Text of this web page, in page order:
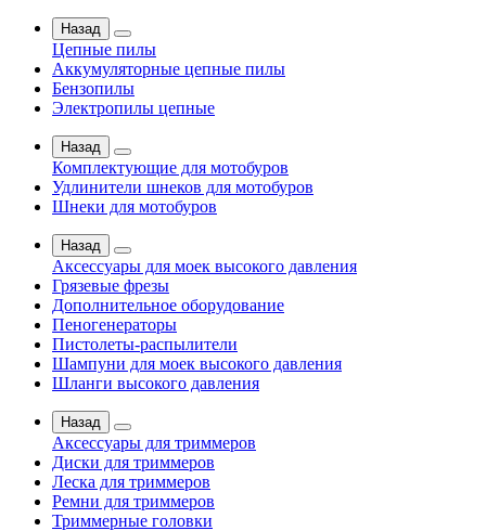
Назад
Цепные пилы
Аккумуляторные цепные пилы
Бензопилы
Электропилы цепные
Назад
Комплектующие для мотобуров
Удлинители шнеков для мотобуров
Шнеки для мотобуров
Назад
Аксессуары для моек высокого давления
Грязевые фрезы
Дополнительное оборудование
Пеногенераторы
Пистолеты-распылители
Шампуни для моек высокого давления
Шланги высокого давления
Назад
Аксессуары для триммеров
Диски для триммеров
Леска для триммеров
Ремни для триммеров
Триммерные головки